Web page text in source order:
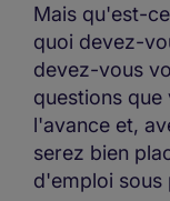
Mais qu'est-
quoi devez-
devez-vous
questions
l'avance et,
serez bien
d'emploi sous